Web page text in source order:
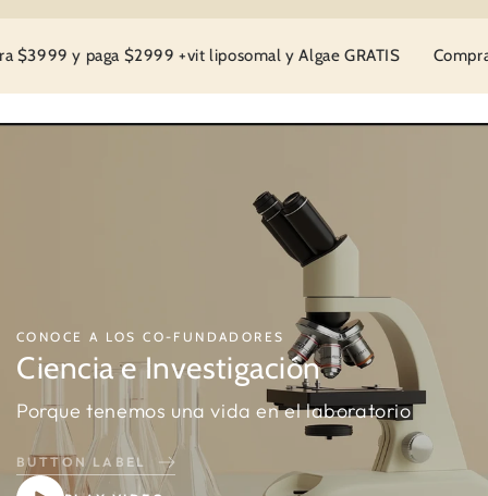
+vit liposomal y Algae GRATIS Compra $1333 y recibe
CONOCE A LOS CO-FUNDADORES
Ciencia e Investigación
Porque tenemos una vida en el laboratorio
BUTTON LABEL